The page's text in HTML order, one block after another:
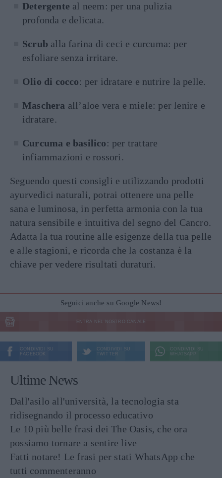
Detergente al neem: per una pulizia
profonda e delicata.
Scrub alla farina di ceci e curcuma: per
esfoliare senza irritare.
Olio di cocco: per idratare e nutrire la pelle.
Maschera all’aloe vera e miele: per lenire e
idratare.
Curcuma e basilico: per trattare
infiammazioni e rossori.
Seguendo questi consigli e utilizzando prodotti
ayurvedici naturali, potrai ottenere una pelle
sana e luminosa, in perfetta armonia con la tua
natura sensibile e intuitiva del segno del Cancro.
Adatta la tua routine alle esigenze della tua pelle
e alle stagioni, e ricorda che la costanza è la
chiave per vedere risultati duraturi.
Seguici anche su Google News!
ENTRA NEL NOSTRO CANALE
CONDIVIDI SU
FACEBOOK
CONDIVIDI SU
TWITTER
CONDIVIDI SU
WHATSAPP
Ultime News
Dall'asilo all'università, la tecnologia sta
ridisegnando il processo educativo
Le 10 più belle frasi dei The Oasis, che ora
possiamo tornare a sentire live
Fatti notare! Le frasi per stati WhatsApp che
tutti commenteranno